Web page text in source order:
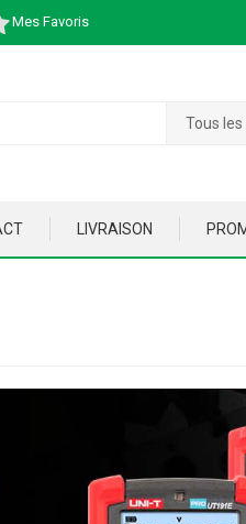
Mes Favoris
Tous
LIVRAISON